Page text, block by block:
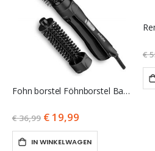
Fohn borstel Föhnborstel BaByliss Smooth & Pro Airstyler AS82E
€ 36,99 € 19,99
IN WINKELWAGEN
€